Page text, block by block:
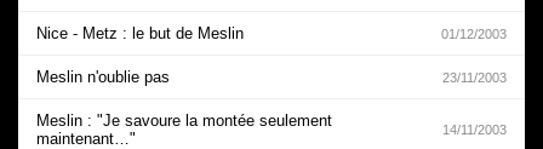
Nice - Metz : le but de Meslin 01/12/2003
Meslin n'oublie pas 23/11/2003
Meslin : "Je savoure la montée seulement
maintenant…"
14/11/2003